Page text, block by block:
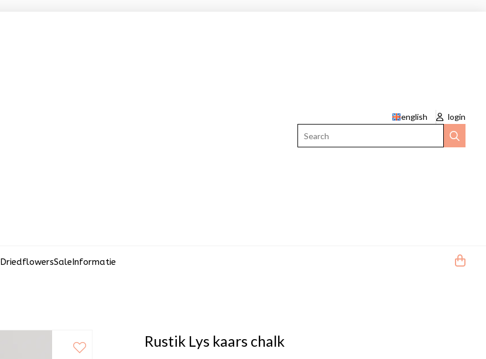
english
login
DriedflowersSaleInformatie
Rustik Lys kaars chalk